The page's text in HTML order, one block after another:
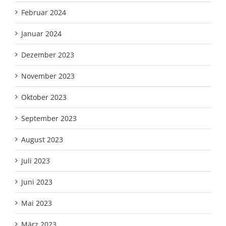
Februar 2024
Januar 2024
Dezember 2023
November 2023
Oktober 2023
September 2023
August 2023
Juli 2023
Juni 2023
Mai 2023
März 2023